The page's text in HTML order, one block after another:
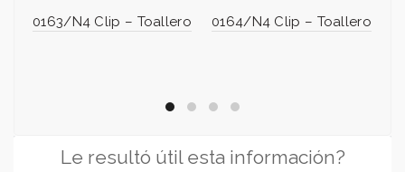
0163/N4 Clip – Toallero 0164/N4 Clip – Toallero
Le resultó útil esta información?